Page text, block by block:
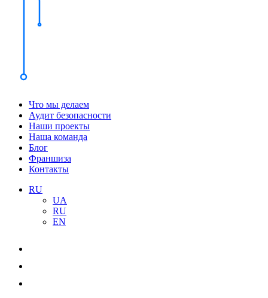
Что мы делаем
Аудит безопасности
Наши проекты
Наша команда
Блог
Франшиза
Контакты
RU
UA
RU
EN